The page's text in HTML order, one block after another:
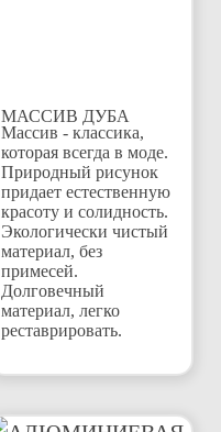
МАССИВ ДУБА
Массив - классика,
которая всегда в моде.
Природный рисунок
придает естественную
красоту и солидность.
Экологически чистый
материал, без
примесей.
Долговечный
материал, легко
реставрировать.